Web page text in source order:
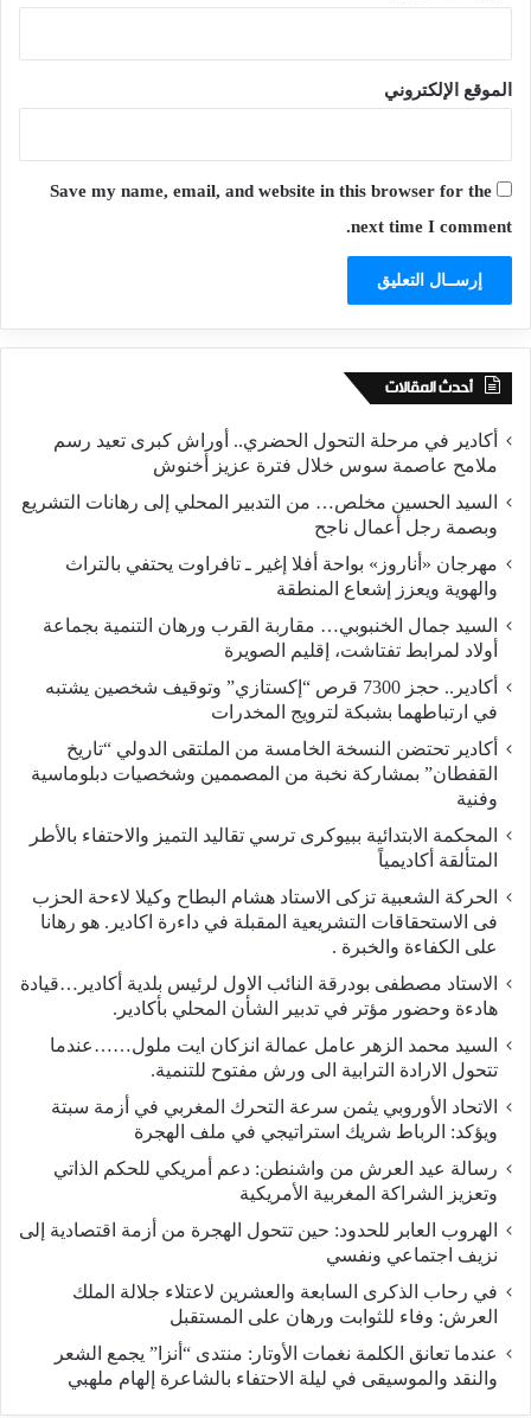
الموقع الإلكتروني
Save my name, email, and website in this browser for the
next time I comment.
أحدث المقالات
أكادير في مرحلة التحول الحضري.. أوراش كبرى تعيد رسم
ملامح عاصمة سوس خلال فترة عزيز أخنوش
السيد الحسين مخلص… من التدبير المحلي إلى رهانات التشريع
وبصمة رجل أعمال ناجح
مهرجان «أناروز» بواحة أفلا إغير ـ تافراوت يحتفي بالتراث
والهوية ويعزز إشعاع المنطقة
السيد جمال الخنبوبي… مقاربة القرب ورهان التنمية بجماعة
أولاد لمرابط تفتاشت، إقليم الصويرة
أكادير.. حجز 7300 قرص “إكستازي” وتوقيف شخصين يشتبه
في ارتباطهما بشبكة لترويج المخدرات
أكادير تحتضن النسخة الخامسة من الملتقى الدولي “تاريخ
القفطان” بمشاركة نخبة من المصممين وشخصيات دبلوماسية
وفنية
المحكمة الابتدائية ببيوكرى ترسي تقاليد التميز والاحتفاء بالأطر
المتألقة أكاديمياً
الحركة الشعبية تزكى الاستاد هشام البطاح وكيلا لاءحة الحزب
فى الاستحقاقات التشريعية المقبلة في داءرة اكادير. هو رهانا
على الكفاءة والخبرة .
الاستاد مصطفى بودرقة النائب الاول لرئيس بلدية أكادير…قيادة
هادءة وحضور مؤتر في تدبير الشأن المحلي بأكادير.
السيد محمد الزهر عامل عمالة انزكان ايت ملول……عندما
تتحول الارادة الترابية الى ورش مفتوح للتنمية.
الاتحاد الأوروبي يثمن سرعة التحرك المغربي في أزمة سبتة
ويؤكد: الرباط شريك استراتيجي في ملف الهجرة
رسالة عيد العرش من واشنطن: دعم أمريكي للحكم الذاتي
وتعزيز الشراكة المغربية الأمريكية
​الهروب العابر للحدود: حين تتحول الهجرة من أزمة اقتصادية إلى
نزيف اجتماعي ونفسي
في رحاب الذكرى السابعة والعشرين لاعتلاء جلالة الملك
العرش: وفاء للثوابت ورهان على المستقبل
​عندما تعانق الكلمة نغمات الأوتار: منتدى “أنزا” يجمع الشعر
والنقد والموسيقى في ليلة الاحتفاء بالشاعرة إلهام ملهبي